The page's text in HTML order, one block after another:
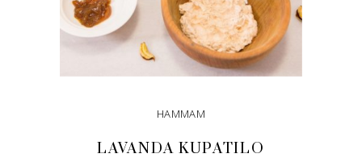
HAMMAM
LAVANDA KUPATILO